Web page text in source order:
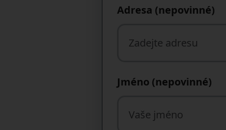
Adresa (nepovinné)
Jméno (nepovinné)